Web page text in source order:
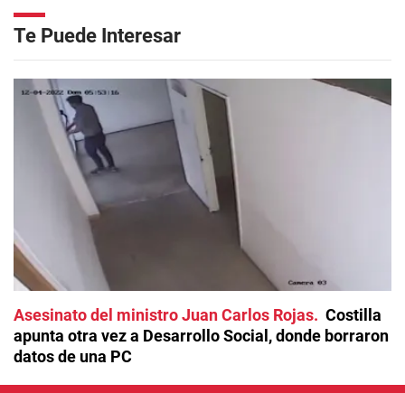
Te Puede Interesar
Asesinato del ministro Juan Carlos Rojas
Costilla
apunta otra vez a Desarrollo Social, donde borraron
datos de una PC